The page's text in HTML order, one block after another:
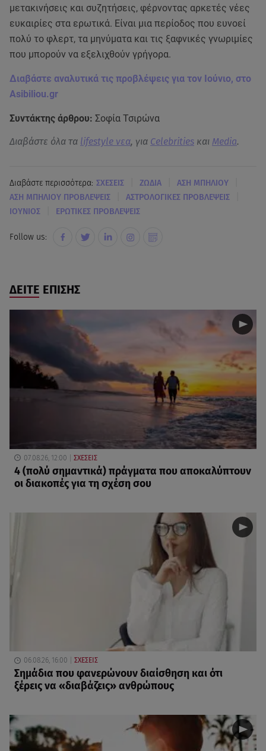
μετακινήσεις και συζητήσεις, φέρνοντας αρκετές νέες
ευκαιρίες στα ερωτικά. Είναι μια περίοδος που ευνοεί
πολύ το φλερτ, τα μηνύματα και τις ξαφνικές γνωριμίες
που μπορούν να εξελιχθούν γρήγορα.
Διαβάστε αναλυτικά τις προβλέψεις για τον Ιούνιο, στο
Asibiliou.gr
Συντάκτης άρθρου: Σοφία Τσιρώνα
Διαβάστε όλα τα lifestyle νεα, για Celebrities και Media.
Διαβάστε περισσότερα: ΣΧΕΣΕΙΣ ΖΩΔΙΑ ΑΣΗ ΜΠΗΛΙΟΥ
ΑΣΗ ΜΠΗΛΙΟΥ ΠΡΟΒΛΕΨΕΙΣ ΑΣΤΡΟΛΟΓΙΚΕΣ ΠΡΟΒΛΕΨΕΙΣ
ΙΟΥΝΙΟΣ ΕΡΩΤΙΚΕΣ ΠΡΟΒΛΕΨΕΙΣ
Follow us:
ΔΕΙΤΕ ΕΠΙΣΗΣ
07.08.26, 12:00 ΣΧΕΣΕΙΣ
4 (πολύ σημαντικά) πράγματα που αποκαλύπτουν
οι διακοπές για τη σχέση σου
06.08.26, 16:00 ΣΧΕΣΕΙΣ
Σημάδια που φανερώνουν διαίσθηση και ότι
ξέρεις να «διαβάζεις» ανθρώπους